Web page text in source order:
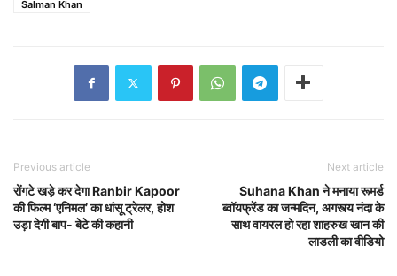
Salman Khan
Previous article
रोंगटे खड़े कर देगा Ranbir Kapoor
की फिल्म ‘एनिमल’ का धांसू ट्रेलर, होश
उड़ा देगी बाप- बेटे की कहानी
Next article
Suhana Khan ने मनाया रूमर्ड
ब्वॉयफ्रेंड का जन्मदिन, अगस्त्य नंदा के
साथ वायरल हो रहा शाहरुख खान की
लाडली का वीडियो